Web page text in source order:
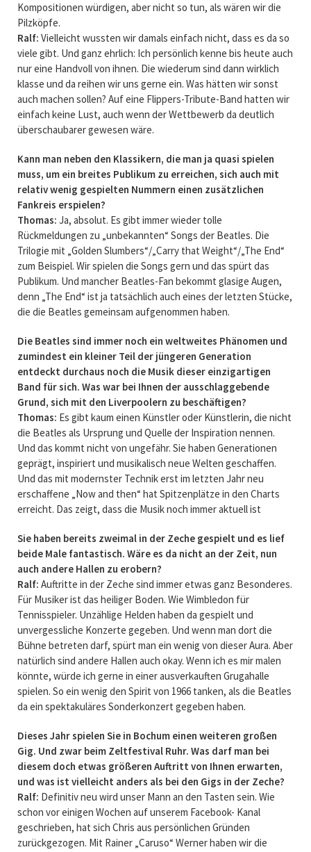
Kompositionen würdigen, aber nicht so tun, als wären wir die
Pilzköpfe.
Ralf: Vielleicht wussten wir damals einfach nicht, dass es da so
viele gibt. Und ganz ehrlich: Ich persönlich kenne bis heute auch
nur eine Handvoll von ihnen. Die wiederum sind dann wirklich
klasse und da reihen wir uns gerne ein. Was hätten wir sonst
auch machen sollen? Auf eine Flippers-Tribute-Band hatten wir
einfach keine Lust, auch wenn der Wettbewerb da deutlich
überschaubarer gewesen wäre.
Kann man neben den Klassikern, die man ja quasi spielen
muss, um ein breites Publikum zu erreichen, sich auch mit
relativ wenig gespielten Nummern einen zusätzlichen
Fankreis erspielen?
Thomas: Ja, absolut. Es gibt immer wieder tolle
Rückmeldungen zu „unbekannten“ Songs der Beatles. Die
Trilogie mit „Golden Slumbers“/„Carry that Weight“/„The End“
zum Beispiel. Wir spielen die Songs gern und das spürt das
Publikum. Und mancher Beatles-Fan bekommt glasige Augen,
denn „The End“ ist ja tatsächlich auch eines der letzten Stücke,
die die Beatles gemeinsam aufgenommen haben.
Die Beatles sind immer noch ein weltweites Phänomen und
zumindest ein kleiner Teil der jüngeren Generation
entdeckt durchaus noch die Musik dieser einzigartigen
Band für sich. Was war bei Ihnen der ausschlaggebende
Grund, sich mit den Liverpoolern zu beschäftigen?
Thomas: Es gibt kaum einen Künstler oder Künstlerin, die nicht
die Beatles als Ursprung und Quelle der Inspiration nennen.
Und das kommt nicht von ungefähr. Sie haben Generationen
geprägt, inspiriert und musikalisch neue Welten geschaffen.
Und das mit modernster Technik erst im letzten Jahr neu
erschaffene „Now and then“ hat Spitzenplätze in den Charts
erreicht. Das zeigt, dass die Musik noch immer aktuell ist
Sie haben bereits zweimal in der Zeche gespielt und es lief
beide Male fantastisch. Wäre es da nicht an der Zeit, nun
auch andere Hallen zu erobern?
Ralf: Auftritte in der Zeche sind immer etwas ganz Besonderes.
Für Musiker ist das heiliger Boden. Wie Wimbledon für
Tennisspieler. Unzählige Helden haben da gespielt und
unvergessliche Konzerte gegeben. Und wenn man dort die
Bühne betreten darf, spürt man ein wenig von dieser Aura. Aber
natürlich sind andere Hallen auch okay. Wenn ich es mir malen
könnte, würde ich gerne in einer ausverkauften Grugahalle
spielen. So ein wenig den Spirit von 1966 tanken, als die Beatles
da ein spektakuläres Sonderkonzert gegeben haben.
Dieses Jahr spielen Sie in Bochum einen weiteren großen
Gig. Und zwar beim Zeltfestival Ruhr. Was darf man bei
diesem doch etwas größeren Auftritt von Ihnen erwarten,
und was ist vielleicht anders als bei den Gigs in der Zeche?
Ralf: Definitiv neu wird unser Mann an den Tasten sein. Wie
schon vor einigen Wochen auf unserem Facebook- Kanal
geschrieben, hat sich Chris aus persönlichen Gründen
zurückgezogen. Mit Rainer „Caruso“ Werner haben wir die